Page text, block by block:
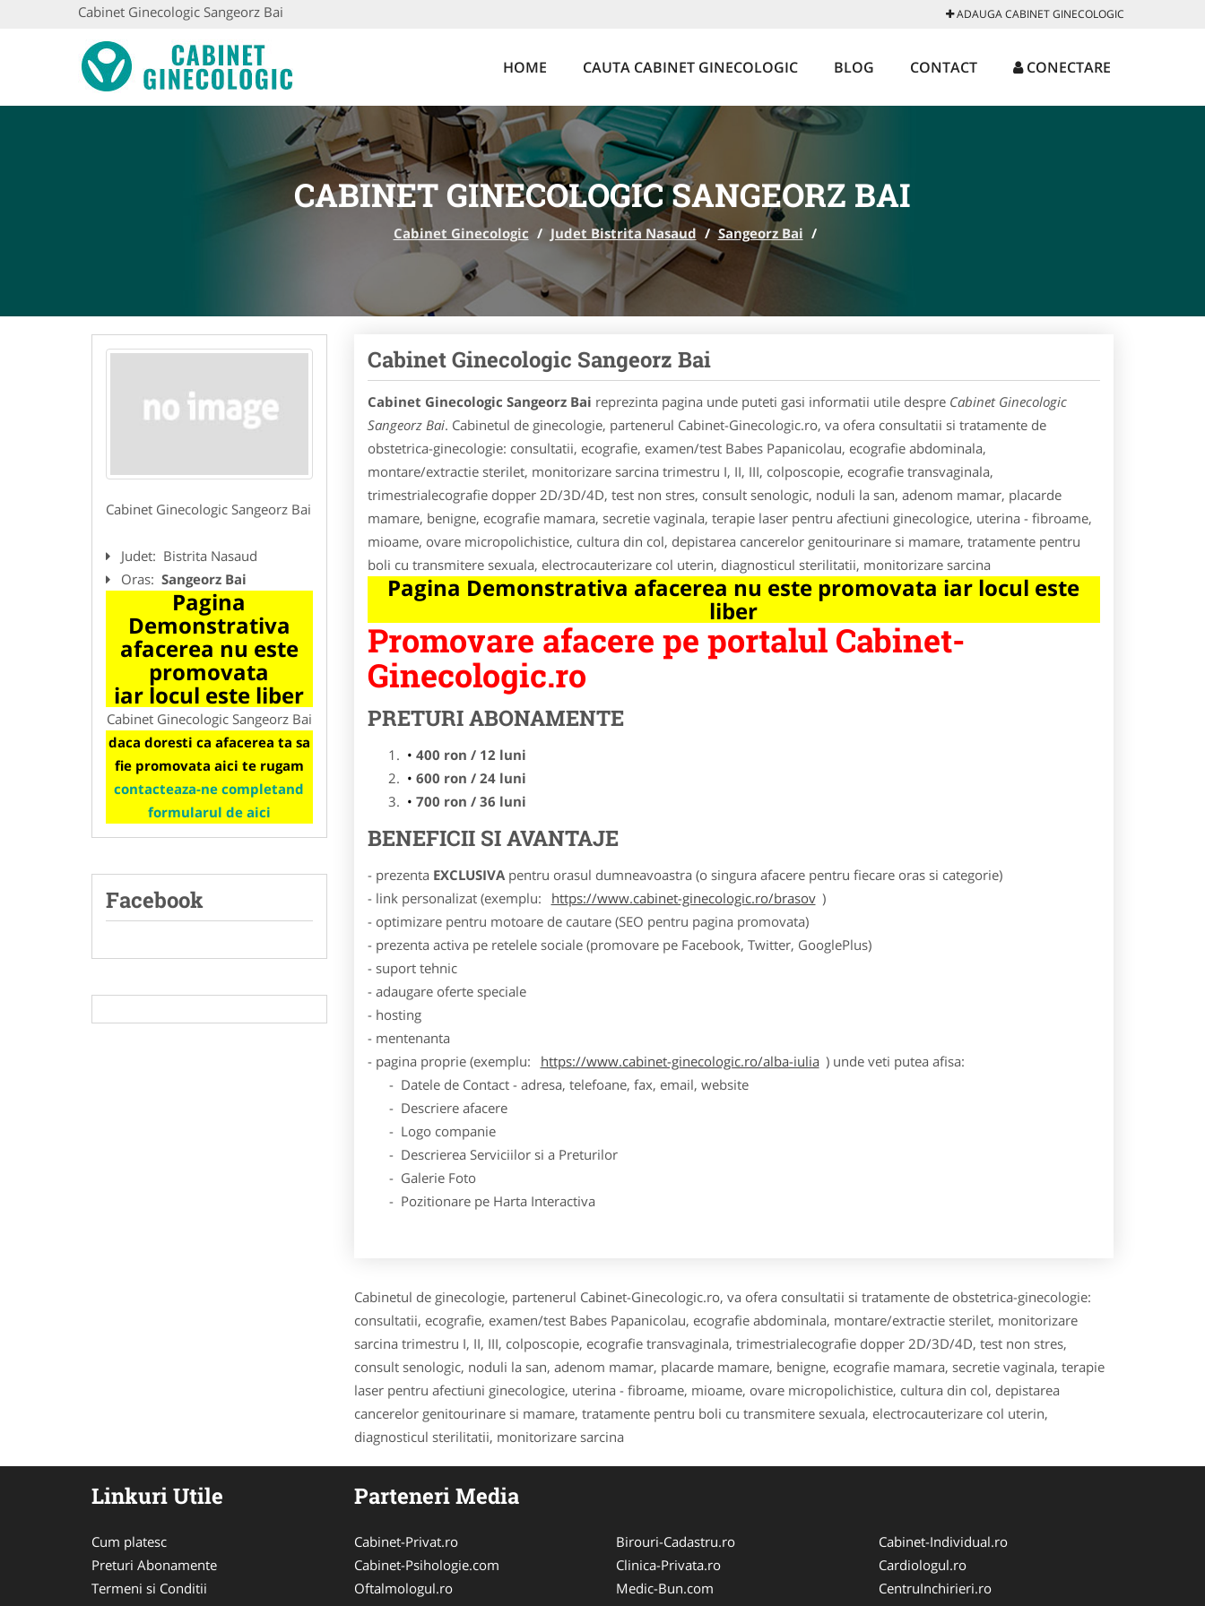
Cabinet Ginecologic Sangeorz Bai ADAUGA CABINET GINECOLOGIC
HOME CAUTA CABINET GINECOLOGIC BLOG CONTACT CONECTARE
CABINET GINECOLOGIC SANGEORZ BAI
Cabinet Ginecologic / Judet Bistrita Nasaud / Sangeorz Bai /
Cabinet Ginecologic Sangeorz Bai
Judet: Bistrita Nasaud
Oras: Sangeorz Bai
Pagina
Demonstrativa
afacerea nu este
promovata
iar locul este liber
Cabinet Ginecologic Sangeorz Bai
daca doresti ca afacerea ta sa
fie promovata aici te rugam
contacteaza-ne completand
formularul de aici
Facebook
Cabinet Ginecologic Sangeorz Bai
Cabinet Ginecologic Sangeorz Bai reprezinta pagina unde puteti gasi informatii utile despre Cabinet Ginecologic
Sangeorz Bai. Cabinetul de ginecologie, partenerul Cabinet-Ginecologic.ro, va ofera consultatii si tratamente de
obstetrica-ginecologie: consultatii, ecografie, examen/test Babes Papanicolau, ecografie abdominala,
montare/extractie sterilet, monitorizare sarcina trimestru I, II, III, colposcopie, ecografie transvaginala,
trimestrialecografie dopper 2D/3D/4D, test non stres, consult senologic, noduli la san, adenom mamar, placarde
mamare, benigne, ecografie mamara, secretie vaginala, terapie laser pentru afectiuni ginecologice, uterina - fibroame,
mioame, ovare micropolichistice, cultura din col, depistarea cancerelor genitourinare si mamare, tratamente pentru
boli cu transmitere sexuala, electrocauterizare col uterin, diagnosticul sterilitatii, monitorizare sarcina
Pagina Demonstrativa afacerea nu este promovata iar locul este
liber
Promovare afacere pe portalul Cabinet-
Ginecologic.ro
PRETURI ABONAMENTE
400 ron / 12 luni
600 ron / 24 luni
700 ron / 36 luni
BENEFICII SI AVANTAJE
- prezenta EXCLUSIVApentru orasul dumneavoastra (o singura afacere pentru fiecare oras si categorie)
- link personalizat (exemplu:
https://www.cabinet-ginecologic.ro/brasov )
- optimizare pentru motoare de cautare (SEO pentru pagina promovata)
- prezenta activa pe retelele sociale (promovare pe Facebook, Twitter, GooglePlus)
- suport tehnic
- adaugare oferte speciale
- hosting
- mentenanta
- pagina proprie (exemplu:
https://www.cabinet-ginecologic.ro/alba-iulia ) unde veti putea afisa:
- Datele de Contact - adresa, telefoane, fax, email, website
- Descriere afacere
- Logo companie
- Descrierea Serviciilor si a Preturilor
- Galerie Foto
- Pozitionare pe Harta Interactiva
Cabinetul de ginecologie, partenerul Cabinet-Ginecologic.ro, va ofera consultatii si tratamente de obstetrica-ginecologie:
consultatii, ecografie, examen/test Babes Papanicolau, ecografie abdominala, montare/extractie sterilet, monitorizare
sarcina trimestru I, II, III, colposcopie, ecografie transvaginala, trimestrialecografie dopper 2D/3D/4D, test non stres,
consult senologic, noduli la san, adenom mamar, placarde mamare, benigne, ecografie mamara, secretie vaginala, terapie
laser pentru afectiuni ginecologice, uterina - fibroame, mioame, ovare micropolichistice, cultura din col, depistarea
cancerelor genitourinare si mamare, tratamente pentru boli cu transmitere sexuala, electrocauterizare col uterin,
diagnosticul sterilitatii, monitorizare sarcina
Linkuri Utile
Cum platesc
Preturi Abonamente
Termeni si Conditii
Parteneri Media
Cabinet-Privat.ro
Cabinet-Psihologie.com
Oftalmologul.ro
Birouri-Cadastru.ro
Clinica-Privata.ro
Medic-Bun.com
Cabinet-Individual.ro
Cardiologul.ro
CentruInchirieri.ro